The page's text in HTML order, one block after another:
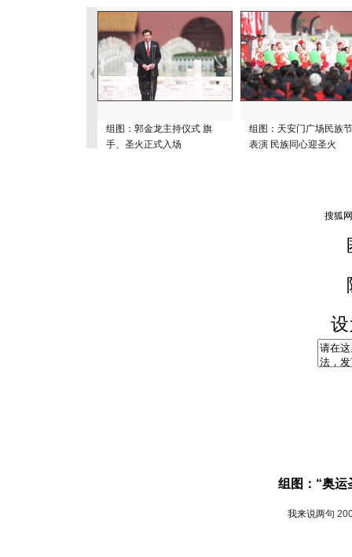
组图：郭金龙主持仪式 旗
手、圣火正式入场
组图：天安门广场民族
表演 民族同心迎圣火
组图：“奥运
我来说两句